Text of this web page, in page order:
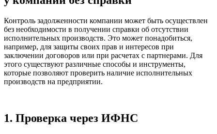
Контроль задолженности компании может быть осуществлен
без необходимости в получении справки об отсутствии
исполнительных производств. Это может понадобиться,
например, для защиты своих прав и интересов при
заключении договоров или при расчетах с партнерами. Для
этого существуют различные способы и инструменты,
которые позволяют проверить наличие исполнительных
производств на предприятии.
1. Проверка через ИФНС